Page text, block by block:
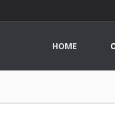
HOME